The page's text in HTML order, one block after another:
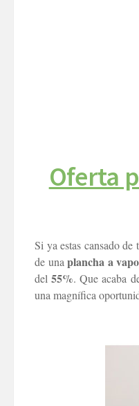
Oferta
Si ya estas cansado
de unaplancha a
del 55%. Que acaba
una magnífica